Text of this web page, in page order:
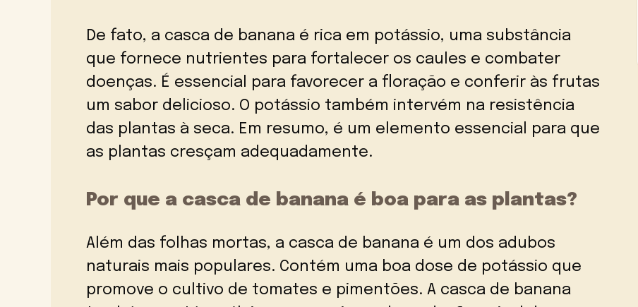
De fato, a casca de banana é rica em potássio, uma substância
que fornece nutrientes para fortalecer os caules e combater
doenças. É essencial para favorecer a floração e conferir às frutas
um sabor delicioso. O potássio também intervém na resistência
das plantas à seca. Em resumo, é um elemento essencial para que
as plantas cresçam adequadamente.
Por que a casca de banana é boa para as plantas?
Além das folhas mortas, a casca de banana é um dos adubos
naturais mais populares. Contém uma boa dose de potássio que
promove o cultivo de tomates e pimentões. A casca de banana